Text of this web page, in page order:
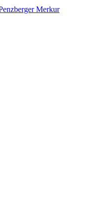
Merkur